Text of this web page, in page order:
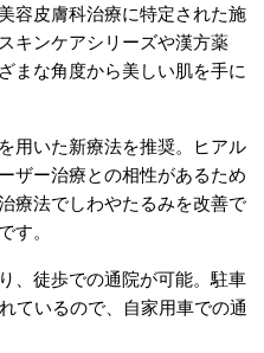
容皮膚科治療に特定された施
キンケアシリーズや漢方薬
まな角度から美しい肌を手に
用いた新療法を推奨。ヒアル
ザー治療との相性があるため
療法でしわやたるみを改善で
す。
、徒歩での通院が可能。駐車
ているので、自家用車での通